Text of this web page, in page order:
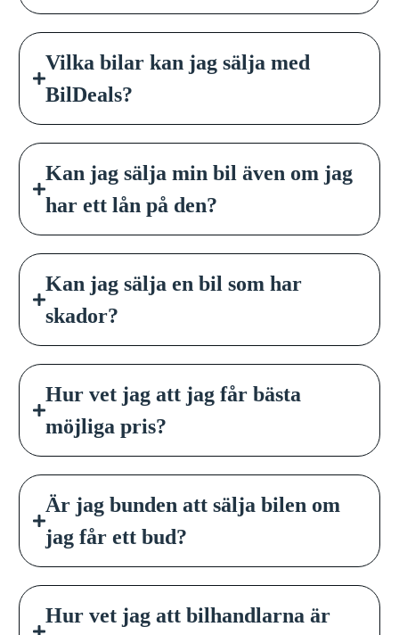
Vilka bilar kan jag sälja med
BilDeals?
Kan jag sälja min bil även om jag
har ett lån på den?
Kan jag sälja en bil som har
skador?
Hur vet jag att jag får bästa
möjliga pris?
Är jag bunden att sälja bilen om
jag får ett bud?
Hur vet jag att bilhandlarna är